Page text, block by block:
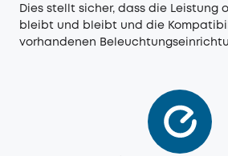
Dies stellt sicher, dass die Leistung
bleibt und bleibt und die
vorhandenen